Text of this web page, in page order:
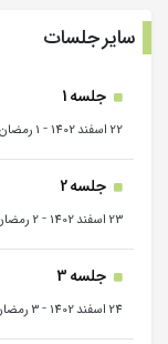
سایر جلسات
جلسه 1
22 اسفند 1402 - 1 رمضان 1445
جلسه 2
23 اسفند 1402 -2 رمضان 1445
جلسه 3
24 اسفند 1402 -3 رمضان 1445